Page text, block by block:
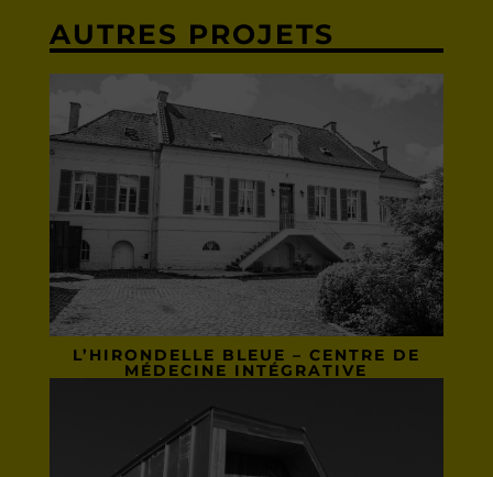
AUTRES PROJETS
L’HIRONDELLE BLEUE – CENTRE DE
MÉDECINE INTÉGRATIVE